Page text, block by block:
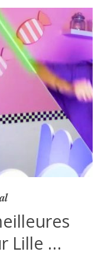
Lille …